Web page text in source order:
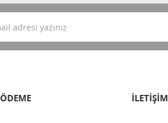
ÖDEME İLETİŞİM